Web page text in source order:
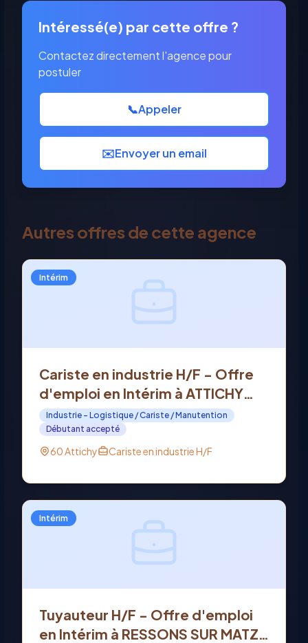
Intéressé(e) par cette offre ?
Contactez directement l'agence pour
postuler
📞Appeler
✉️Envoyer un email
Autres offres de cette agence
Intérim
Cariste en industrie H/F - Offre
d'emploi en Intérim à ATTICHY
(60)
Industrie - Logistique / Cariste / Manutention
Débutant accepté
60 Attichy Cariste en industrie H/F
Intérim
Tuyauteur H/F - Offre d'emploi
en Intérim à RESSONS SUR MATZ